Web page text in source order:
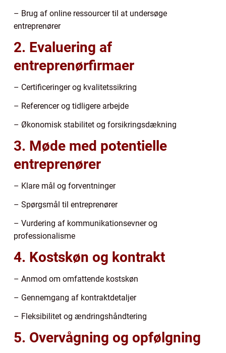
– Brug af online ressourcer til at undersøge
entreprenører
2. Evaluering af
entreprenørfirmaer
– Certificeringer og kvalitetssikring
– Referencer og tidligere arbejde
– Økonomisk stabilitet og forsikringsdækning
3. Møde med potentielle
entreprenører
– Klare mål og forventninger
– Spørgsmål til entreprenører
– Vurdering af kommunikationsevner og
professionalisme
4. Kostskøn og kontrakt
– Anmod om omfattende kostskøn
– Gennemgang af kontraktdetaljer
– Fleksibilitet og ændringshåndtering
5. Overvågning og opfølgning